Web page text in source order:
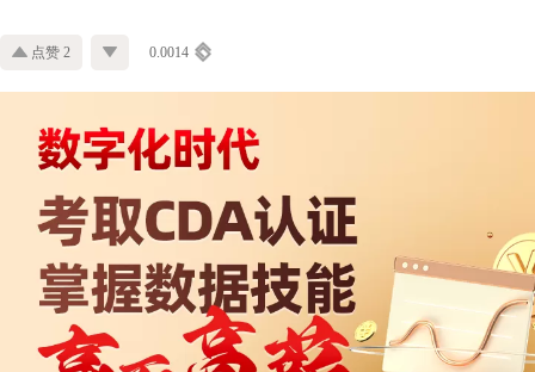
点赞 2 0.0014